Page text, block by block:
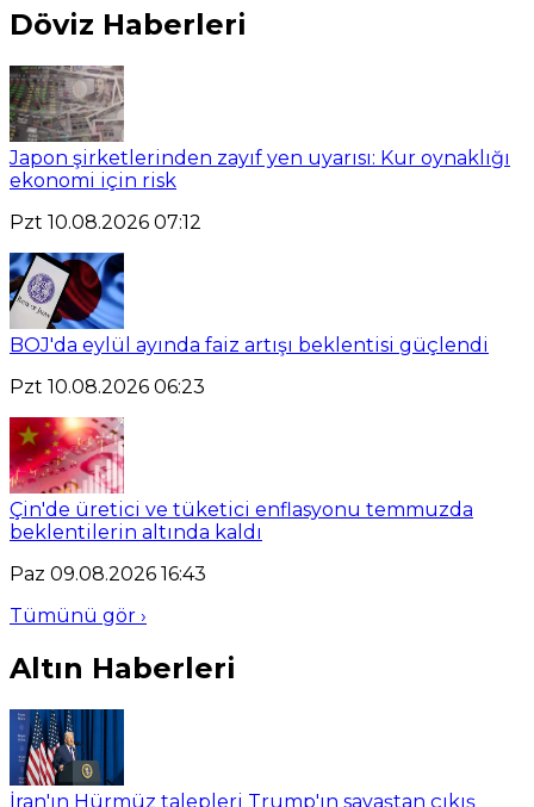
Döviz Haberleri
Japon şirketlerinden zayıf yen uyarısı: Kur oynaklığı
ekonomi için risk
Pzt 10.08.2026 07:12
BOJ'da eylül ayında faiz artışı beklentisi güçlendi
Pzt 10.08.2026 06:23
Çin'de üretici ve tüketici enflasyonu temmuzda
beklentilerin altında kaldı
Paz 09.08.2026 16:43
Tümünü gör ›
Altın Haberleri
İran'ın Hürmüz talepleri Trump'ın savaştan çıkış